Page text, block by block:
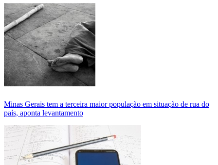
Minas Gerais tem a terceira maior população em situação de rua do
país, aponta levantamento